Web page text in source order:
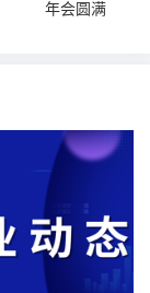
年会圆满